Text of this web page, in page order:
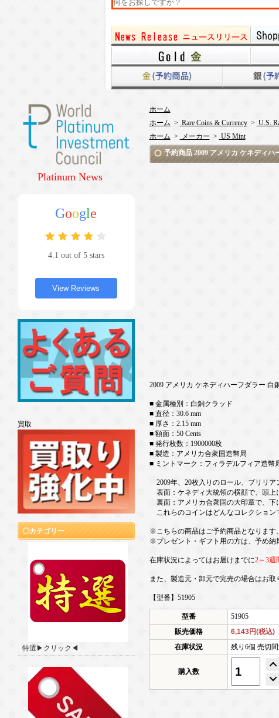
Platinum News
Google
4.1 out of 5 stars
View Reviews
買取
カテゴリー
特選▶クリック◀
ホーム
ホーム > Rare Coins & Currency> U.S.
ホーム > メーカー > US Mint
予約商品 2009 アメリカ ケネディ
2009 アメリカ ケネディハーフダラー 白
■ 金属種別：白銅クラッド
■ 直径：30.6 mm
■ 厚さ：2.15 mm
■ 額面：50 Cents
■ 発行枚数：1900000枚
■ 製造：アメリカ合衆国造幣局
■ ミントマーク：フィラデルフィア造幣
2009年、20枚入りのロール、ブリリア
表面：ケネディ大統領の横顔で、頭上
裏面：アメリカ合衆国の大印章で、下
これらのコインはどんなコレクション
※こちらの商品はご予約商品となります。
※プレゼント・ギフト用の方は、予め納
在庫状況によってはお届けまでに2～3週
また、製造元・卸元で完売の場合はお
【型番】51905
型番
51905
販売価格
6,143円(税込)
在庫状況
残り6個 売切
購入数